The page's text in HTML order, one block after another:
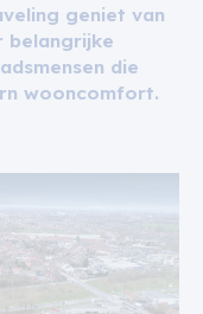
geniet van
belangrijke
die
wooncomfort.